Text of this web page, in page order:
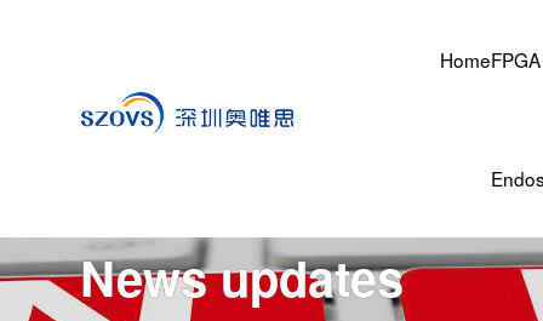
Home
News updates